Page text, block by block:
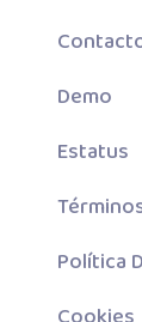
Demo
Estatus
Política